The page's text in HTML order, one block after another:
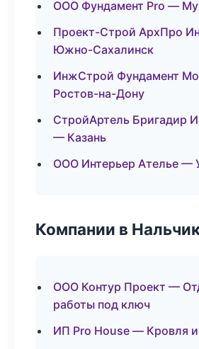
ООО Фундамент Pro —
Проект-Строй АрхПро
Южно-Сахалинск
ИнжСтрой Фундамент
Ростов-на-Дону
СтройАртель Бригадир
— Казань
ООО Интерьер Ателье —
Компании в
ООО Контур Проект —
работы под ключ
ИП Pro House — Кровля